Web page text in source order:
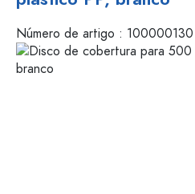
Número de artigo : 100000130